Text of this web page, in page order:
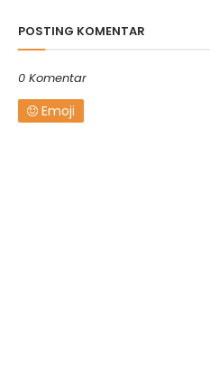
POSTING KOMENTAR
0 Komentar
Emoji